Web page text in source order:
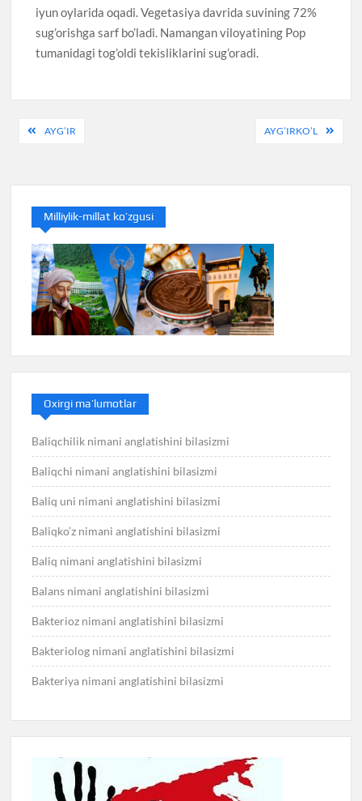
iyun oylarida oqadi. Vegetasiya davrida suvining 72%
sug’orishga sarf bo’ladi. Namangan viloyatining Pop
tumanidagi tog’oldi tekisliklarini sug’oradi.
PostAYG’IR AYG’IRKO’L
Milliylik-millat ko’zgusi
Oxirgi ma’lumotlar
Baliqchilik nimani anglatishini bilasizmi
Baliqchi nimani anglatishini bilasizmi
Baliq uni nimani anglatishini bilasizmi
Baliqko’z nimani anglatishini bilasizmi
Baliq nimani anglatishini bilasizmi
Balans nimani anglatishini bilasizmi
Bakterioz nimani anglatishini bilasizmi
Bakteriolog nimani anglatishini bilasizmi
Bakteriya nimani anglatishini bilasizmi